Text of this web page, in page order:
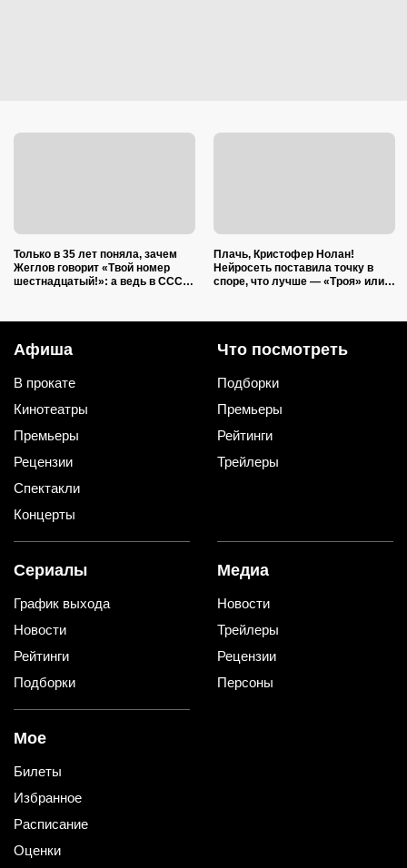
Только в 35 лет поняла, зачем
Жеглов говорит «Твой номер
шестнадцатый!»: а ведь в СССР
Плачь, Кристофер Нолан!
Нейросеть поставила точку в
споре, что лучше — «Троя» или
Афиша
В прокате
Кинотеатры
Премьеры
Рецензии
Спектакли
Концерты
Что посмотреть
Подборки
Премьеры
Рейтинги
Трейлеры
Сериалы
График выхода
Новости
Рейтинги
Подборки
Медиа
Новости
Трейлеры
Рецензии
Персоны
Мое
Билеты
Избранное
Расписание
Оценки